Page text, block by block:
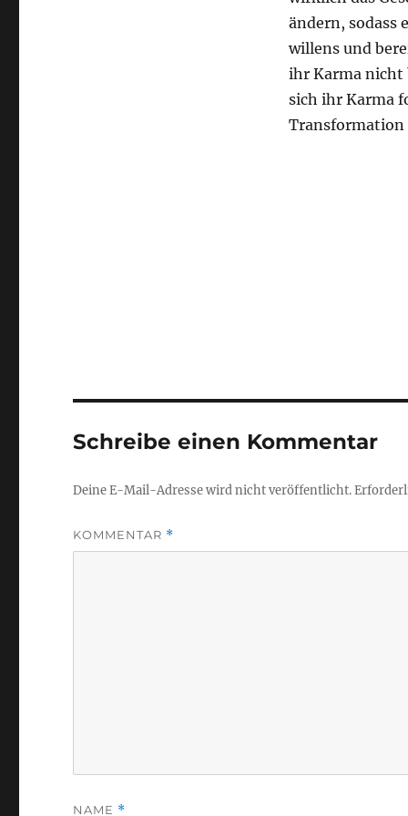
ändern, sodass
willens und
ihr Karma nicht
sich ihr Karma
Transformation
Schreibe einen Kommentar
Deine E-Mail-Adresse wird nicht veröffentlicht.
KOMMENTAR *
NAME *